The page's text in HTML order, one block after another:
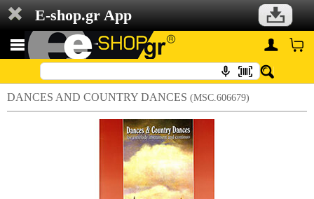
E-shop.gr App
DANCES AND COUNTRY DANCES (MSC.606679)